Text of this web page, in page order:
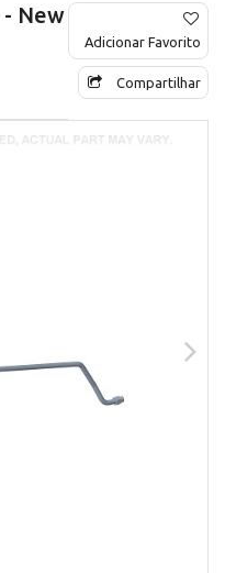
- New
Adicionar Favorito
Compartilhar